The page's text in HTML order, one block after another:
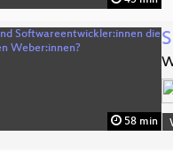
58 min